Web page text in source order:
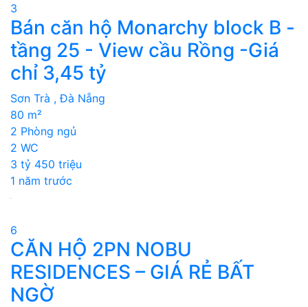
3
Bán căn hộ Monarchy block B -
tầng 25 - View cầu Rồng -Giá
chỉ 3,45 tỷ
Sơn Trà , Đà Nẵng
80 m²
2 Phòng ngủ
2 WC
3 tỷ 450 triệu
1 năm trước
6
CĂN HỘ 2PN NOBU
RESIDENCES – GIÁ RẺ BẤT
NGỜ